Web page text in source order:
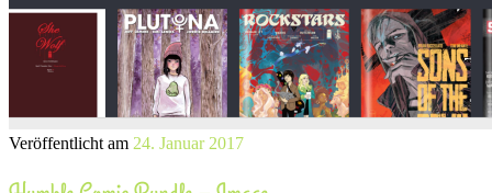
Veröffentlicht am 24. Januar 2017